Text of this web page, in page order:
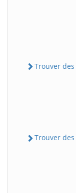
Trouver des
Trouver des